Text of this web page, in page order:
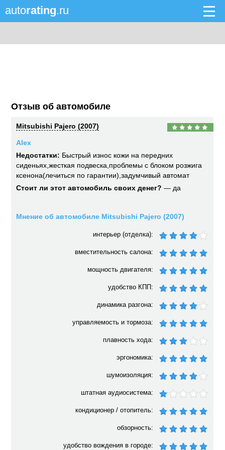
autorating.ru
Отзыв об автомобиле
Mitsubishi Pajero (2007)
Alex
Недостатки: Быстрый износ кожи на передних
сиденьях,жесткая подвеска,проблемы с блоком розжига
ксенона(лечиться по гарантии),задумчивый автомат
Стоит ли этот автомобиль своих денег? — да
Мнение об автомобиле Mitsubishi Pajero (2007)
интерьер (отделка):
вместительность салона:
мощность двигателя:
удобство КПП:
динамика разгона:
управляемость и тормоза:
плавность хода:
эргономика:
шумоизоляция:
штатная аудиосистема:
кондиционер / отопитель:
обзорность:
удобство вождения в городе: